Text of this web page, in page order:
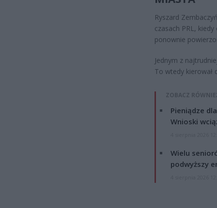
Ryszard
czasach PRL,
ponownie
Jednym z
To wtedy kierował
ZOBACZ
Pieniądze
Wnioski
Wielu
podwyższy